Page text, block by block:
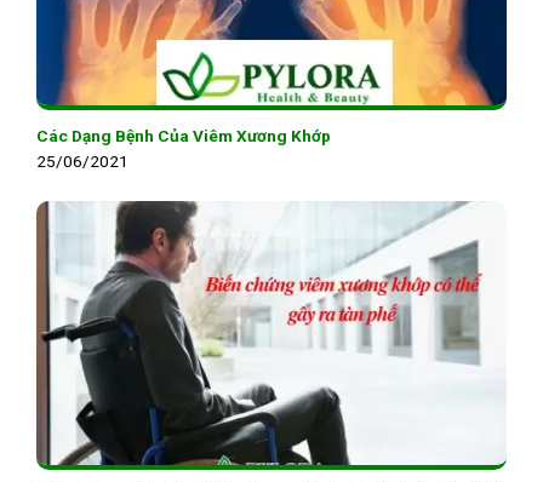
Các Dạng Bệnh Của Viêm Xương Khớp
25/06/2021